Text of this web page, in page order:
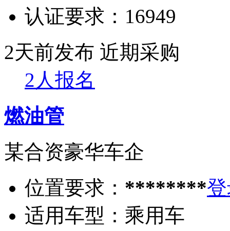
认证要求： 16949
2天前发布 近期采购
2人报名
燃油管
某合资豪华车企
位置要求： ********
适用车型： 乘用车